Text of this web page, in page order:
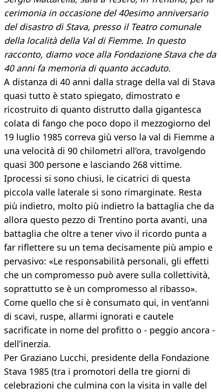
cerimonia in occasione del 40esimo anniversario
del disastro di Stava, presso il Teatro comunale
della località della Val di Fiemme. In questo
racconto, diamo voce alla Fondazione Stava che da
40 anni fa memoria di quanto accaduto.
A distanza di 40 anni dalla strage della val di Stava
quasi tutto è stato spiegato, dimostrato e
ricostruito di quanto distrutto dalla gigantesca
colata di fango che poco dopo il mezzogiorno del
19 luglio 1985 correva giù verso la val di Fiemme a
una velocità di 90 chilometri all’ora, travolgendo
quasi 300 persone e lasciando 268 vittime.
Iprocessi si sono chiusi, le cicatrici di questa
piccola valle laterale si sono rimarginate. Resta
più indietro, molto più indietro la battaglia che da
allora questo pezzo di Trentino porta avanti, una
battaglia che oltre a tener vivo il ricordo punta a
far riflettere su un tema decisamente più ampio e
pervasivo: «Le responsabilità personali, gli effetti
che un compromesso può avere sulla collettività,
soprattutto se è un compromesso al ribasso».
Come quello che si è consumato qui, in vent’anni
di scavi, ruspe, allarmi ignorati e cautele
sacrificate in nome del profitto o - peggio ancora -
dell’inerzia.
Per Graziano Lucchi, presidente della Fondazione
Stava 1985 (tra i promotori della tre giorni di
celebrazioni che culmina con la visita in valle del